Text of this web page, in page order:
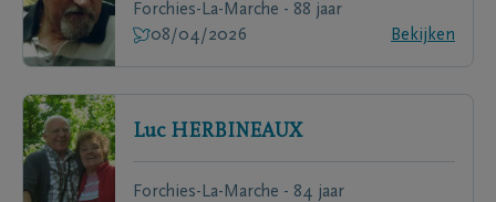
Forchies-La-Marche - 88 jaar
08/04/2026
Bekijken
Luc HERBINEAUX
Forchies-La-Marche - 84 jaar